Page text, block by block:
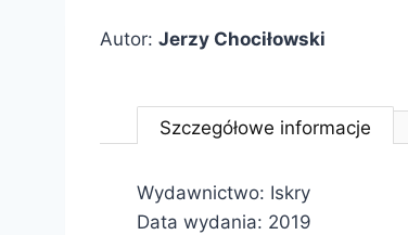
Autor: Jerzy Chociłowski
Szczegółowe informacje
Wydawnictwo: Iskry
Data wydania: 2019